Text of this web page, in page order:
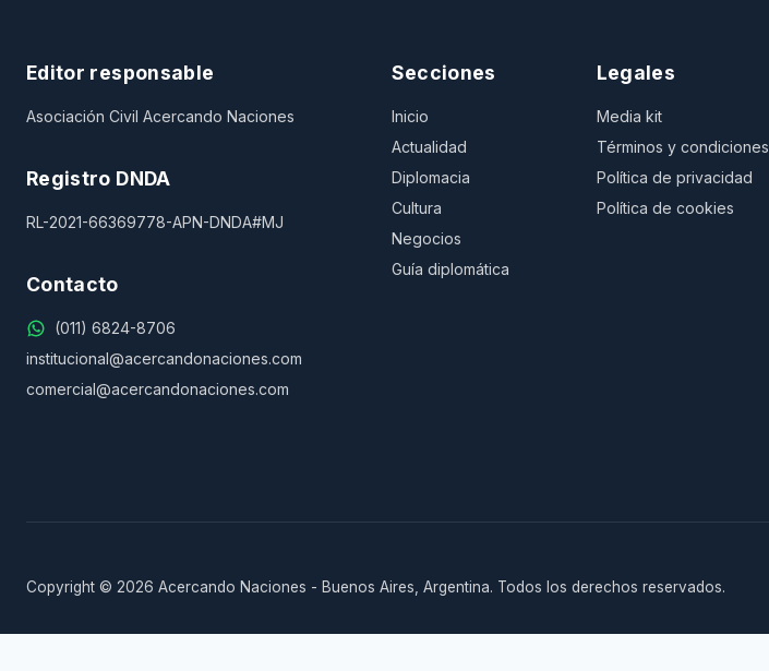
Editor responsable
Asociación Civil Acercando Naciones
Registro DNDA
RL-2021-66369778-APN-DNDA#MJ
Contacto
(011) 6824-8706
institucional@acercandonaciones.com
comercial@acercandonaciones.com
Secciones
Inicio
Actualidad
Diplomacia
Cultura
Negocios
Guía diplomática
Legales
Media kit
Términos y condiciones
Política de privacidad
Política de cookies
Copyright © 2026 Acercando Naciones - Buenos Aires, Argentina. Todos los derechos reservados.